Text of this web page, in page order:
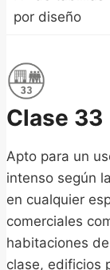
por diseño
Clase 33
Apto para un
intenso según
en cualquier
comerciales
habitaciones
clase, edificios